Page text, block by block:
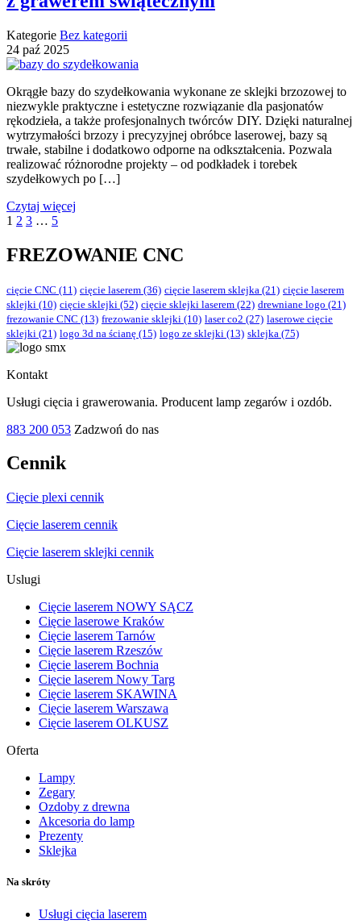
Kategorie Bez kategorii
24 paź 2025
Okrągłe bazy do szydełkowania wykonane ze sklejki brzozowej to
niezwykle praktyczne i estetyczne rozwiązanie dla pasjonatów
rękodzieła, a także profesjonalnych twórców DIY. Dzięki naturalnej
wytrzymałości brzozy i precyzyjnej obróbce laserowej, bazy są
trwałe, stabilne i dodatkowo odporne na odkształcenia. Pozwala
realizować różnorodne projekty – od podkładek i torebek
szydełkowych po […]
Czytaj więcej
1 2 3 … 5
FREZOWANIE CNC
cięcie CNC (11) cięcie laserem (36) cięcie laserem sklejka (21) cięcie laserem
sklejki (10) cięcie sklejki (52) cięcie sklejki laserem (22) drewniane logo (21)
frezowanie CNC (13) frezowanie sklejki (10) laser co2 (27) laserowe cięcie
sklejki (21) logo 3d na ścianę (15) logo ze sklejki (13) sklejka (75)
Kontakt
Usługi cięcia i grawerowania. Producent lamp zegarów i ozdób.
883 200 053 Zadzwoń do nas
Cennik
Cięcie plexi cennik
Cięcie laserem cennik
Cięcie laserem sklejki cennik
Uslugi
Cięcie laserem NOWY SĄCZ
Cięcie laserowe Kraków
Cięcie laserem Tarnów
Cięcie laserem Rzeszów
Cięcie laserem Bochnia
Cięcie laserem Nowy Targ
Cięcie laserem SKAWINA
Cięcie laserem Warszawa
Cięcie laserem OLKUSZ
Oferta
Lampy
Zegary
Ozdoby z drewna
Akcesoria do lamp
Prezenty
Sklejka
Na skróty
Usługi cięcia laserem